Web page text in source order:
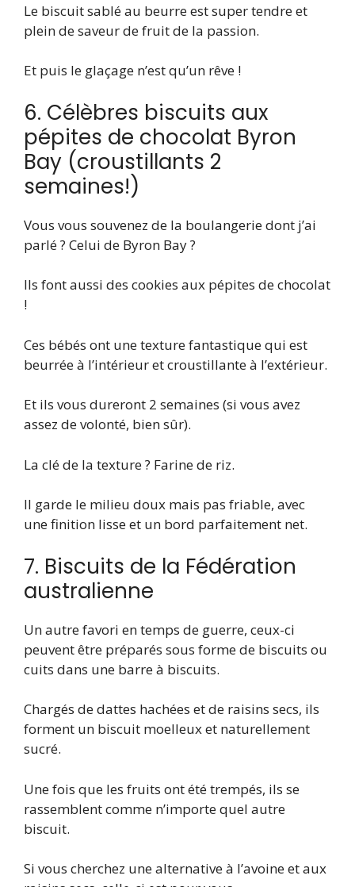
Le biscuit sablé au beurre est super tendre et
plein de saveur de fruit de la passion.
Et puis le glaçage n’est qu’un rêve !
6. Célèbres biscuits aux
pépites de chocolat Byron
Bay (croustillants 2
semaines!)
Vous vous souvenez de la boulangerie dont j’ai
parlé ? Celui de Byron Bay ?
Ils font aussi des cookies aux pépites de chocolat
!
Ces bébés ont une texture fantastique qui est
beurrée à l’intérieur et croustillante à l’extérieur.
Et ils vous dureront 2 semaines (si vous avez
assez de volonté, bien sûr).
La clé de la texture ? Farine de riz.
Il garde le milieu doux mais pas friable, avec
une finition lisse et un bord parfaitement net.
7. Biscuits de la Fédération
australienne
Un autre favori en temps de guerre, ceux-ci
peuvent être préparés sous forme de biscuits ou
cuits dans une barre à biscuits.
Chargés de dattes hachées et de raisins secs, ils
forment un biscuit moelleux et naturellement
sucré.
Une fois que les fruits ont été trempés, ils se
rassemblent comme n’importe quel autre
biscuit.
Si vous cherchez une alternative à l’avoine et aux